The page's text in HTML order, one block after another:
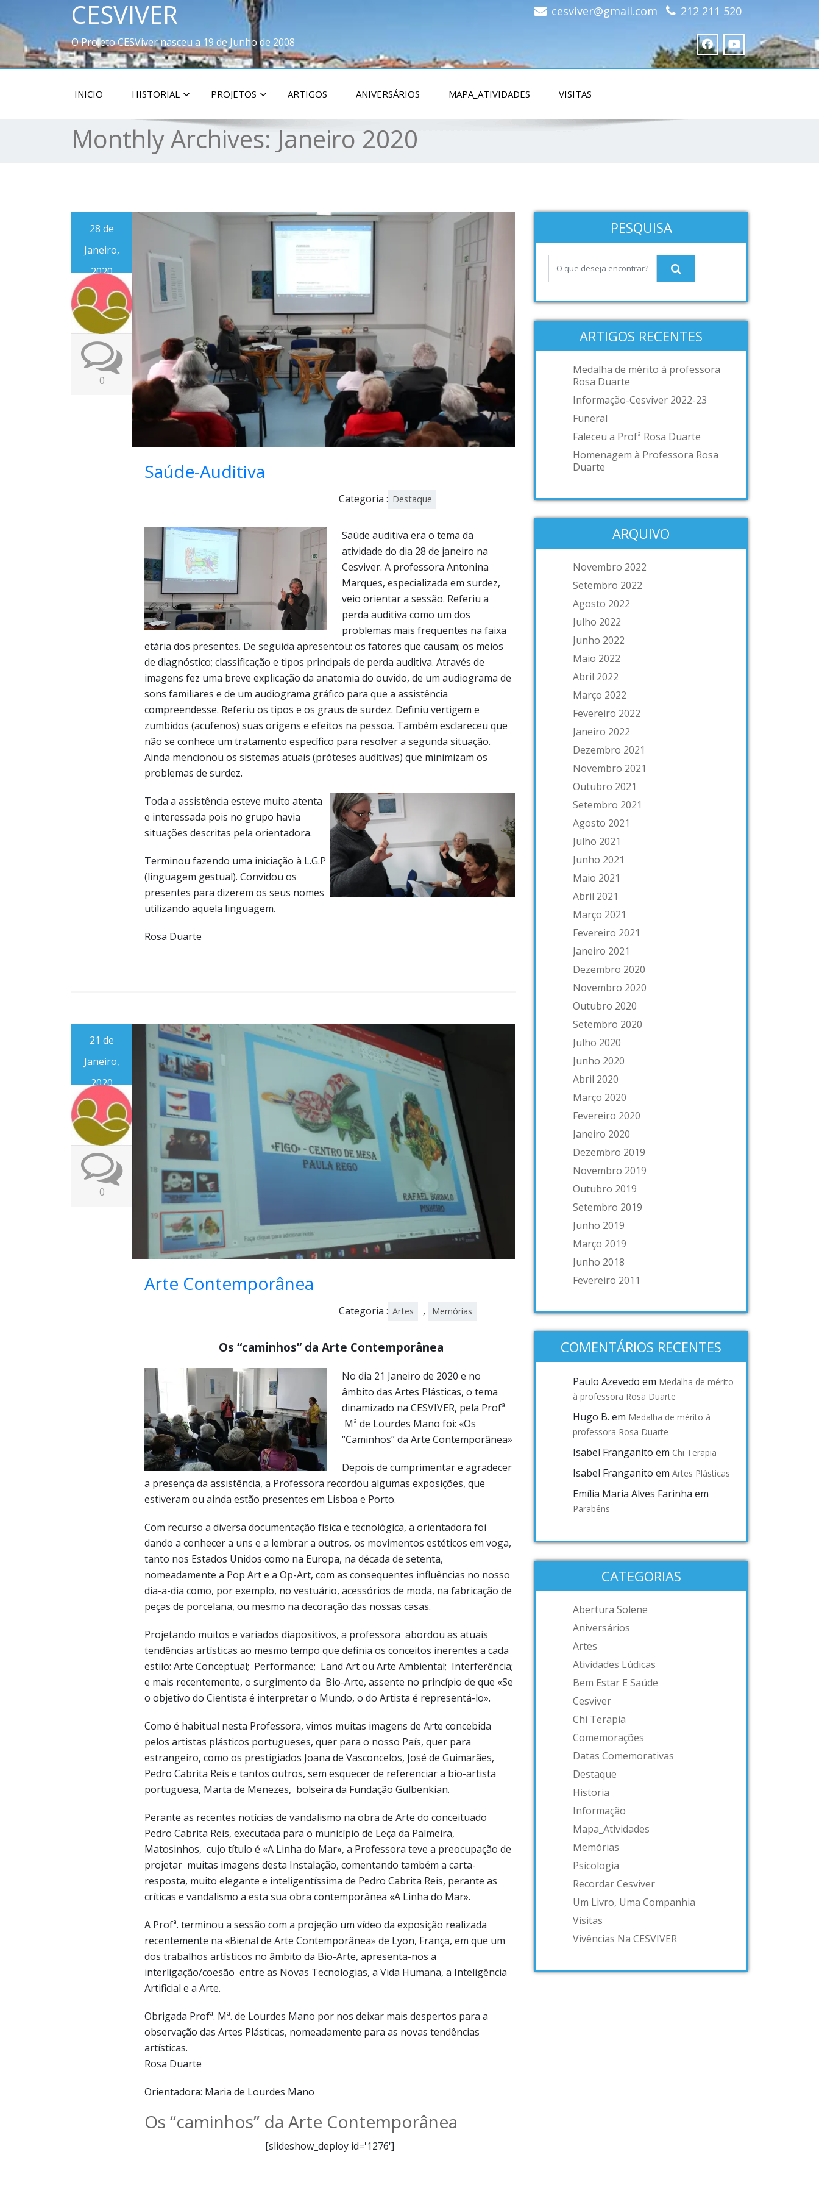
CESVIVER
O Projeto CESViver nasceu a 19 de Junho de 2008
cesviver@gmail.com 212 211 520
INICIO HISTORIAL PROJETOS ARTIGOS ANIVERSÁRIOS MAPA_ATIVIDADES VISITAS
Monthly Archives: Janeiro 2020
28 de
Janeiro,
2020
0
Saúde-Auditiva
Categoria : Destaque
Saúde auditiva era o tema da
atividade do dia 28 de janeiro na
Cesviver. A professora Antonina
Marques, especializada em surdez,
veio orientar a sessão. Referiu a
perda auditiva como um dos
problemas mais frequentes na faixa
etária dos presentes. De seguida apresentou: os fatores que causam; os meios
de diagnóstico; classificação e tipos principais de perda auditiva. Através de
imagens fez uma breve explicação da anatomia do ouvido, de um audiograma de
sons familiares e de um audiograma gráfico para que a assistência
compreendesse. Referiu os tipos e os graus de surdez. Definiu vertigem e
zumbidos (acufenos) suas origens e efeitos na pessoa. Também esclareceu que
não se conhece um tratamento específico para resolver a segunda situação.
Ainda mencionou os sistemas atuais (próteses auditivas) que minimizam os
problemas de surdez.
Toda a assistência esteve muito atenta
e interessada pois no grupo havia
situações descritas pela orientadora.
Terminou fazendo uma iniciação à L.G.P
(linguagem gestual). Convidou os
presentes para dizerem os seus nomes
utilizando aquela linguagem.
Rosa Duarte
21 de
Janeiro,
2020
0
Arte Contemporânea
Categoria : Artes , Memórias
Os “caminhos” da Arte Contemporânea
No dia 21 Janeiro de 2020 e no
âmbito das Artes Plásticas, o tema
dinamizado na CESVIVER, pela Profª
Mª de Lourdes Mano foi: «Os
“Caminhos” da Arte Contemporânea»
Depois de cumprimentar e agradecer
a presença da assistência, a Professora recordou algumas exposições, que
estiveram ou ainda estão presentes em Lisboa e Porto.
Com recurso a diversa documentação física e tecnológica, a orientadora foi
dando a conhecer a uns e a lembrar a outros, os movimentos estéticos em voga,
tanto nos Estados Unidos como na Europa, na década de setenta,
nomeadamente a Pop Art e a Op-Art, com as consequentes influências no nosso
dia-a-dia como, por exemplo, no vestuário, acessórios de moda, na fabricação de
peças de porcelana, ou mesmo na decoração das nossas casas.
Projetando muitos e variados diapositivos, a professora abordou as atuais
tendências artísticas ao mesmo tempo que definia os conceitos inerentes a cada
estilo: Arte Conceptual; Performance; Land Art ou Arte Ambiental; Interferência;
e mais recentemente, o surgimento da Bio-Arte, assente no princípio de que «Se
o objetivo do Cientista é interpretar o Mundo, o do Artista é representá-lo».
Como é habitual nesta Professora, vimos muitas imagens de Arte concebida
pelos artistas plásticos portugueses, quer para o nosso País, quer para
estrangeiro, como os prestigiados Joana de Vasconcelos, José de Guimarães,
Pedro Cabrita Reis e tantos outros, sem esquecer de referenciar a bio-artista
portuguesa, Marta de Menezes, bolseira da Fundação Gulbenkian.
Perante as recentes notícias de vandalismo na obra de Arte do conceituado
Pedro Cabrita Reis, executada para o município de Leça da Palmeira,
Matosinhos, cujo título é «A Linha do Mar», a Professora teve a preocupação de
projetar muitas imagens desta Instalação, comentando também a carta-
resposta, muito elegante e inteligentíssima de Pedro Cabrita Reis, perante as
críticas e vandalismo a esta sua obra contemporânea «A Linha do Mar».
A Profª. terminou a sessão com a projeção um vídeo da exposição realizada
recentemente na «Bienal de Arte Contemporânea» de Lyon, França, em que um
dos trabalhos artísticos no âmbito da Bio-Arte, apresenta-nos a
interligação/coesão entre as Novas Tecnologias, a Vida Humana, a Inteligência
Artificial e a Arte.
Obrigada Profª. Mª. de Lourdes Mano por nos deixar mais despertos para a
observação das Artes Plásticas, nomeadamente para as novas tendências
artísticas.
Rosa Duarte
Orientadora: Maria de Lourdes Mano
Os “caminhos” da Arte Contemporânea
[slideshow_deploy id='1276']
PESQUISA
ARTIGOS RECENTES
Medalha de mérito à professora
Rosa Duarte
Informação-Cesviver 2022-23
Funeral
Faleceu a Profª Rosa Duarte
Homenagem à Professora Rosa
Duarte
ARQUIVO
Novembro 2022
Setembro 2022
Agosto 2022
Julho 2022
Junho 2022
Maio 2022
Abril 2022
Março 2022
Fevereiro 2022
Janeiro 2022
Dezembro 2021
Novembro 2021
Outubro 2021
Setembro 2021
Agosto 2021
Julho 2021
Junho 2021
Maio 2021
Abril 2021
Março 2021
Fevereiro 2021
Janeiro 2021
Dezembro 2020
Novembro 2020
Outubro 2020
Setembro 2020
Julho 2020
Junho 2020
Abril 2020
Março 2020
Fevereiro 2020
Janeiro 2020
Dezembro 2019
Novembro 2019
Outubro 2019
Setembro 2019
Junho 2019
Março 2019
Junho 2018
Fevereiro 2011
COMENTÁRIOS RECENTES
Paulo Azevedo em Medalha de mérito
à professora Rosa Duarte
Hugo B. em Medalha de mérito à
professora Rosa Duarte
Isabel Franganito em Chi Terapia
Isabel Franganito em Artes Plásticas
Emília Maria Alves Farinha em
Parabéns
CATEGORIAS
Abertura Solene
Aniversários
Artes
Atividades Lúdicas
Bem Estar E Saúde
Cesviver
Chi Terapia
Comemorações
Datas Comemorativas
Destaque
Historia
Informação
Mapa_Atividades
Memórias
Psicologia
Recordar Cesviver
Um Livro, Uma Companhia
Visitas
Vivências Na CESVIVER